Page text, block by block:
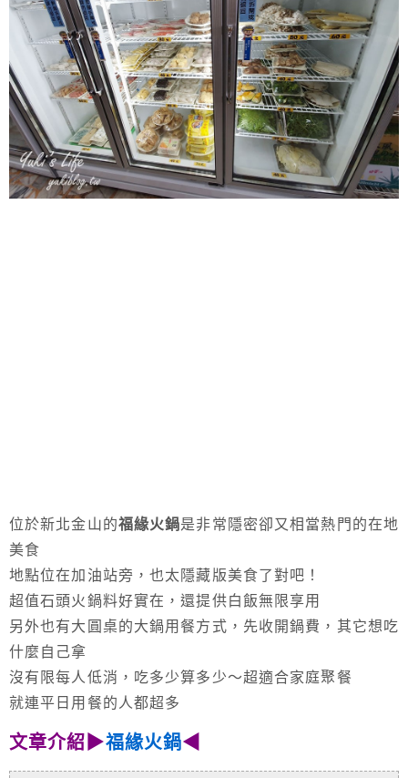
位於新北金山的福緣火鍋是非常隱密卻又相當熱門的在地
美食
地點位在加油站旁，也太隱藏版美食了對吧！
超值石頭火鍋料好實在，還提供白飯無限享用
另外也有大圓桌的大鍋用餐方式，先收開鍋費，其它想吃
什麼自己拿
沒有限每人低消，吃多少算多少～超適合家庭聚餐
就連平日用餐的人都超多
文章介紹▶福緣火鍋◀